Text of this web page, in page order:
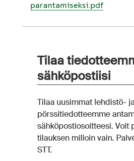
parantamiseksi.pdf